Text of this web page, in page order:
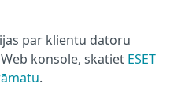
par klientu datoru
Web konsole, skatiet ESET
.